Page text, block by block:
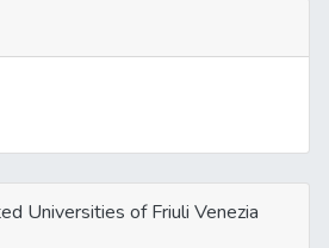
Universities of Friuli Venezia